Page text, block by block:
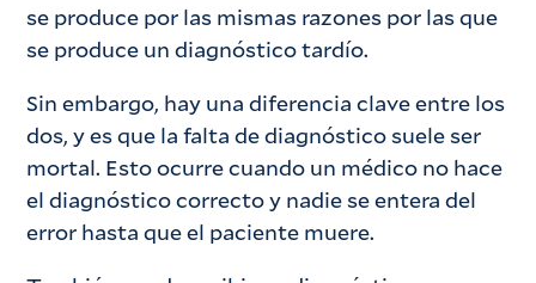
se produce por las mismas razones por las que
se produce un diagnóstico tardío.
Sin embargo, hay una diferencia clave entre los
dos, y es que la falta de diagnóstico suele ser
mortal. Esto ocurre cuando un médico no hace
el diagnóstico correcto y nadie se entera del
error hasta que el paciente muere.